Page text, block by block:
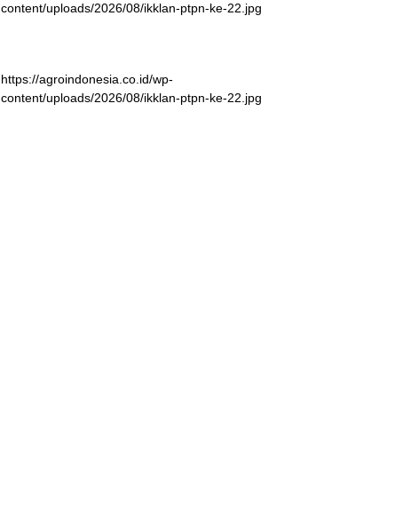
content/uploads/2026/08/ikklan-ptpn-ke-22.jpg
https://agroindonesia.co.id/wp-
content/uploads/2026/08/ikklan-ptpn-ke-22.jpg